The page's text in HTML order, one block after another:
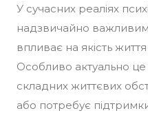
У сучасних реаліях
надзвичайно
впливає на якість
Особливо актуально
складних життєвих
або потребує